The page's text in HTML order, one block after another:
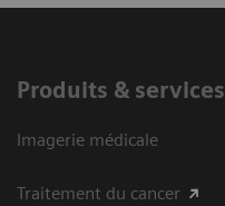
Produits & services
Imagerie médicale
Traitement du cancer